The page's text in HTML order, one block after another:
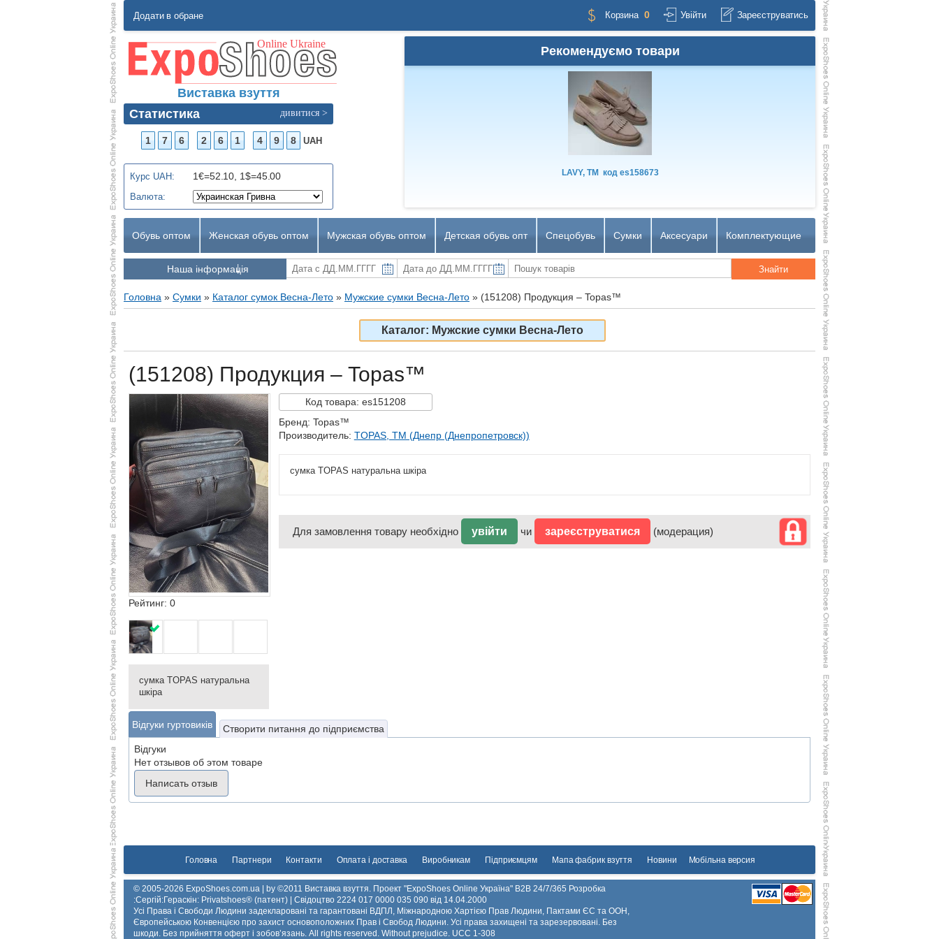
Додати в обране Корзина 0 Увійти Зареєструватись
Виставка взуття
Статистика
дивитися >
1 7 6 2 6 1 4 9 8 UAH
Курс UAH: 1€=52.10, 1$=45.00
Валюта:
Рекомендуємо товари
LAVY, TM кодes158673
Обувь оптом Женская обувь оптом Мужская обувь оптом Детская обувь опт Спецобувь Сумки Аксесуари Комплектующие
Наша інформація
Головна » Сумки » Каталог сумок Весна-Лето » Мужские сумки Весна-Лето » (151208) Продукция – Topas™
Каталог: Мужские сумки Весна-Лето
(151208) Продукция – Topas™
Рейтинг: 0
сумка TOPAS натуральна
шкіра
Кодтовара: es151208
Бренд: Topas™
Производитель: TOPAS, TM (Днепр (Днепропетровск))
сумка TOPAS натуральна шкіра
Для замовлення товару необхідно увійти чи зареєструватися (модерация)
Відгуки гуртовиків
Створити питання до підприємства
Відгуки
Нет отзывов об этом товаре
Написать отзыв
Головна Партнери Контакти Оплата і доставка Виробникам Підприємцям Мапа фабрик взуття Новини Мобільна версия
© 2005-2026 ExpoShoes.com.ua | by ©2011 Виставка взуття. Проект "ExpoShoes Online Україна" B2B 24/7/365 Розробка
:Сергій:Гераскін: Privatshoes® (патент) | Свідоцтво 2224 017 0000 035 090 від 14.04.2000
Усі Права і Свободи Людини задекларовані та гарантовані ВДПЛ, Міжнародною Хартією Прав Людини, Пактами ЄС та ООН,
Європейською Конвенцією про захист основоположних Прав і Свобод Людини. Усі права захищені та зарезервовані. Без
шкоди. Без прийняття оферт і зобов’язань. All rights reserved. Without prejudice. UCC 1-308